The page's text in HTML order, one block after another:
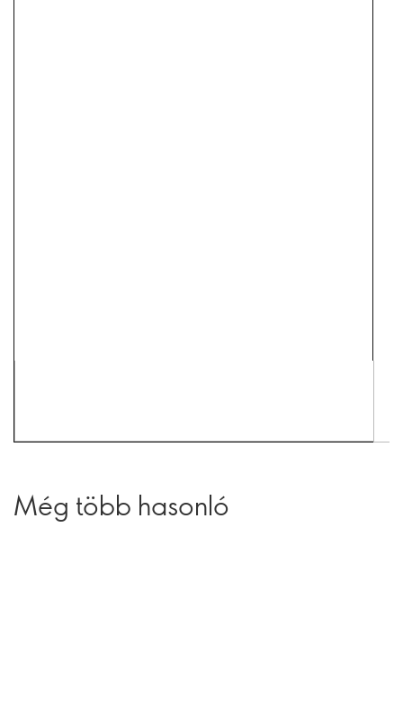
Még több hasonló